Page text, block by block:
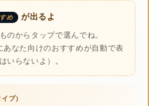
め が出るよ
のからタップで選んでね。
なた向けのおすすめが自動で表
いらないよ）。